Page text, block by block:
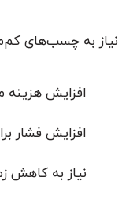
نیاز به چسب‌های
افزایش هزینه
افزایش فشار
نیاز به کاهش